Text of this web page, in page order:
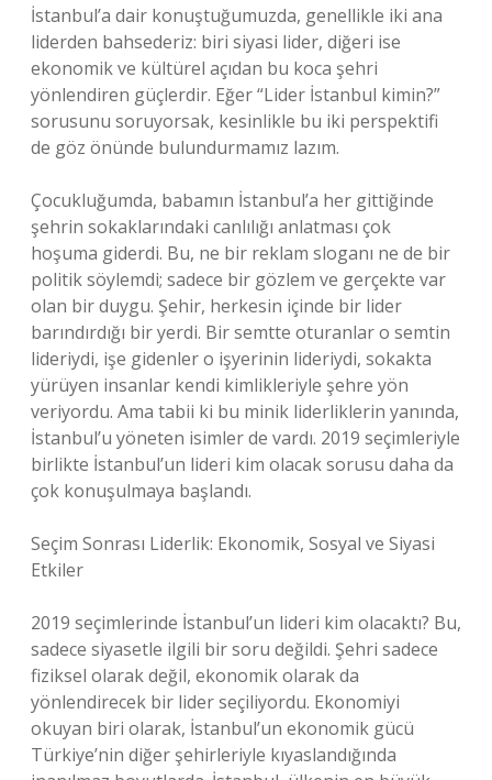
İstanbul’a dair konuştuğumuzda, genellikle iki ana
liderden bahsederiz: biri siyasi lider, diğeri ise
ekonomik ve kültürel açıdan bu koca şehri
yönlendiren güçlerdir. Eğer “Lider İstanbul kimin?”
sorusunu soruyorsak, kesinlikle bu iki perspektifi
de göz önünde bulundurmamız lazım.
Çocukluğumda, babamın İstanbul’a her gittiğinde
şehrin sokaklarındaki canlılığı anlatması çok
hoşuma giderdi. Bu, ne bir reklam sloganı ne de bir
politik söylemdi; sadece bir gözlem ve gerçekte var
olan bir duygu. Şehir, herkesin içinde bir lider
barındırdığı bir yerdi. Bir semtte oturanlar o semtin
lideriydi, işe gidenler o işyerinin lideriydi, sokakta
yürüyen insanlar kendi kimlikleriyle şehre yön
veriyordu. Ama tabii ki bu minik liderliklerin yanında,
İstanbul’u yöneten isimler de vardı. 2019 seçimleriyle
birlikte İstanbul’un lideri kim olacak sorusu daha da
çok konuşulmaya başlandı.
Seçim Sonrası Liderlik: Ekonomik, Sosyal ve Siyasi
Etkiler
2019 seçimlerinde İstanbul’un lideri kim olacaktı? Bu,
sadece siyasetle ilgili bir soru değildi. Şehri sadece
fiziksel olarak değil, ekonomik olarak da
yönlendirecek bir lider seçiliyordu. Ekonomiyi
okuyan biri olarak, İstanbul’un ekonomik gücü
Türkiye’nin diğer şehirleriyle kıyaslandığında